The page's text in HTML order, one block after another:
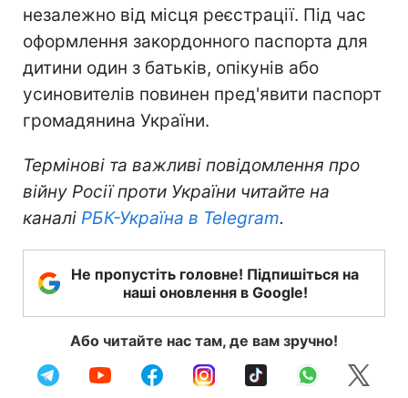
незалежно від місця реєстрації. Під час
оформлення закордонного паспорта для
дитини один з батьків, опікунів або
усиновителів повинен пред'явити паспорт
громадянина України.
Термінові та важливі повідомлення про
війну Росії проти України читайте на
каналі РБК-Україна в Telegram.
Не пропустіть головне! Підпишіться на
наші оновлення в Google!
Або читайте нас там, де вам зручно!